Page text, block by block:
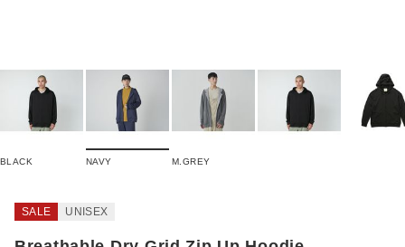
BLACK NAVY M.GREY
SALE UNISEX